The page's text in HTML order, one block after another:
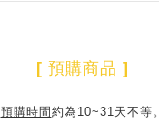
[ 預購商品 ]
預購時間 約為10~31天不等。